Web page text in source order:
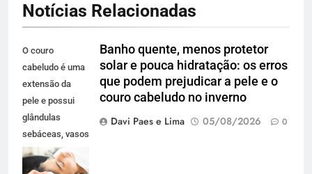
Notícias Relacionadas
O couro
cabeludo é uma
extensão da
pele e possui
glândulas
sebáceas, vasos
sanguíneos,
terminações
Banho quente, menos protetor
solar e pouca hidratação: os erros
que podem prejudicar a pele e o
couro cabeludo no inverno
Davi Paes e Lima
05/08/2026 0